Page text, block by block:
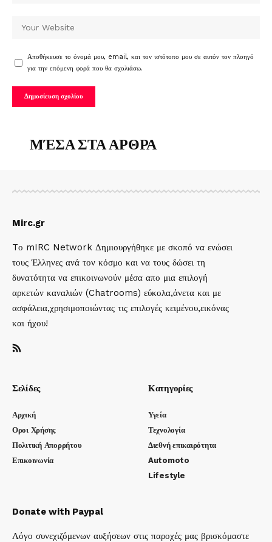
Αποθήκευσε το όνομά μου, email, και τον ιστότοπο μου σε αυτόν τον πλοηγό
για την επόμενη φορά που θα σχολιάσω.
ΜΈΣΑ ΣΤΑ ΑΡΘΡΑ
Mirc.gr
Tο mIRC Network Δημιουργήθηκε με σκοπό να ενώσει
τους Έλληνες ανά τον κόσμο και να τους δώσει τη
δυνατότητα να επικοινωνούν μέσα απο μια επιλογή
αρκετών καναλιών (Chatrooms) εύκολα,άνετα και με
ασφάλεια,χρησιμοποιώντας τις επιλογές κειμένου,εικόνας
και ήχου!
Σελίδες
Αρχική
Οροι Χρήσης
Πολιτική Απορρήτου
Επικοινωνία
Κατηγορίες
Υγεία
Τεχνολογία
Διεθνή επικαιρότητα
Automoto
Lifestyle
Donate with Paypal
Λόγο συνεχιζόμενων αυξήσεων στις παροχές μας βρισκόμαστε